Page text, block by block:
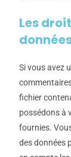
Les
Si vous avez
fichier
possédons à
fournies.
des données